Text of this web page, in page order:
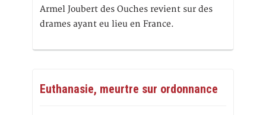
Armel Joubert des Ouches revient sur des
drames ayant eu lieu en France.
Euthanasie, meurtre sur ordonnance